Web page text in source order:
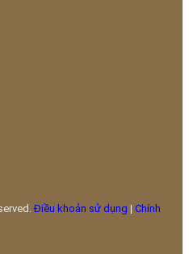
Điều khoản sử dụng | Chính